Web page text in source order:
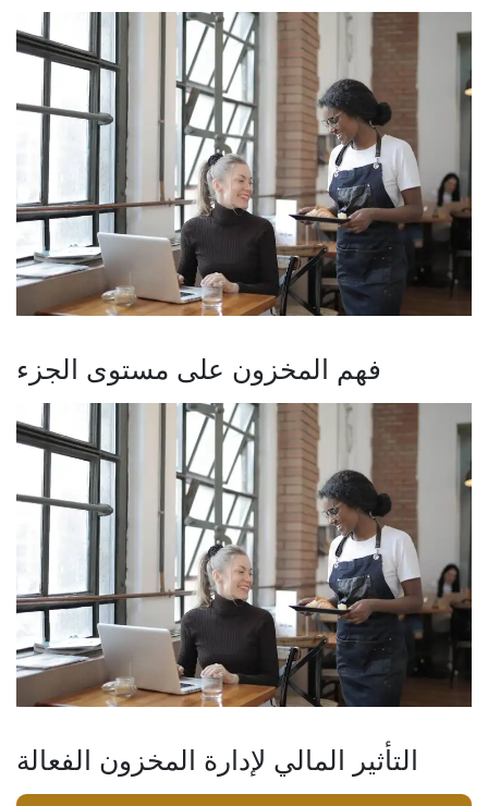
فهم المخزون على مستوى الجزء
التأثير المالي لإدارة المخزون الفعالة